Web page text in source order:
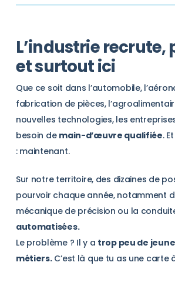
L’industrie
et surtout ici
Que ce soit dans l’automobile,
fabrication de pièces,
nouvelles technologies, les
besoin de main-d’œuvre qualifiée.
: maintenant.
Sur notre territoire, des dizaines de
pourvoir chaque année, notamment
mécanique de précision ou la
automatisées.
Le problème ? Il y a trop peu de
métiers.C’est là que tu as une carte